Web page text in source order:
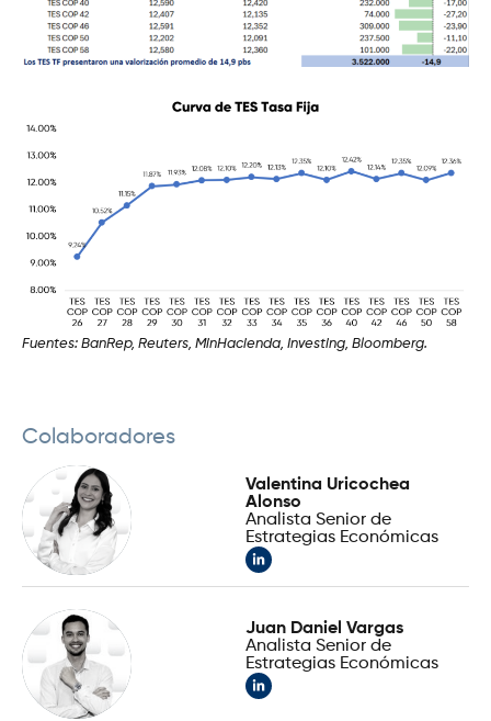
Fuentes: BanRep, Reuters, MinHacienda, Investing, Bloomberg.
Colaboradores
Valentina Uricochea
Alonso
Analista Senior de
Estrategias Económicas
Juan Daniel Vargas
Analista Senior de
Estrategias Económicas